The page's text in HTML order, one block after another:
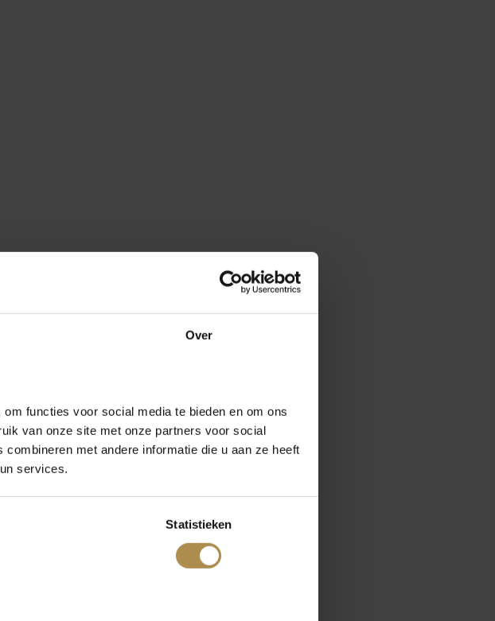
Over
functies voor social media te bieden en om ons
van onze site met onze partners voor social
met andere informatie die u aan ze heeft
services.
Statistieken